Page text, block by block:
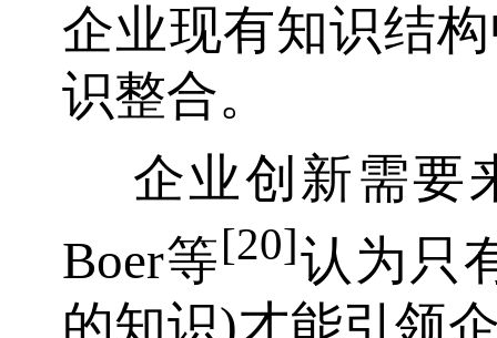
企业现有知识结
识整合。
企业创新需要
Boer等[20]认为只
的知识)才能引领